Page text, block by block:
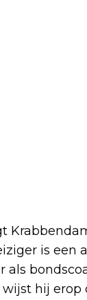
is een
als
wijst hij